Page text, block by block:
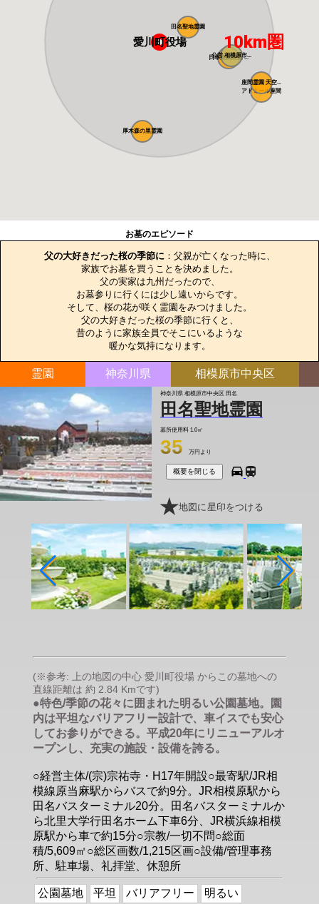
日本庭園陵墓 ...
田名聖地霊園
厚木森の里霊園
アドミール座間
座間霊園 天空...
公営 相模原市...
愛川町役場 10km圏
お墓のエピソード
父の大好きだった桜の季節に ：父親が亡くなった時に、
家族でお墓を買うことを決めました。
父の実家は九州だったので、
お墓参りに行くには少し遠いからです。
そして、桜の花が咲く霊園をみつけました。
父の大好きだった桜の季節に行くと、
昔のように家族全員でそこにいるような
暖かな気持になります。
霊園 神奈川県 相模原市中央区
神奈川県 相模原市中央区 田名
田名聖地霊園
墓所使用料 1.0㎡
35 万円より
概要を閉じる
地図に星印をつける
(※参考: 上の地図の中心 愛川町役場 からこの墓地への
直線距離は 約 2.84 Kmです)
●特色/季節の花々に囲まれた明るい公園墓地。園
内は平坦なバリアフリー設計で、車イスでも安心
してお参りができる。平成20年にリニューアルオ
ープンし、充実の施設・設備を誇る。
○経営主体/(宗)宗祐寺・H17年開設○最寄駅/JR相
模線原当麻駅からバスで約9分。JR相模原駅から
田名バスターミナル20分。田名バスターミナルか
ら北里大学行田名ホーム下車6分、JR横浜線相模
原駅から車で約15分○宗教/一切不問○総面
積/5,609㎡○総区画数/1,215区画○設備/管理事務
所、駐車場、礼拝堂、休憩所
公園墓地 平坦 バリアフリー 明るい